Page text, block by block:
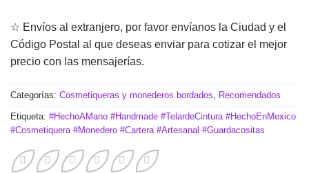
☆ Envíos al extranjero, por favor envíanos la Ciudad y el
Código Postal al que deseas enviar para cotizar el mejor
precio con las mensajerías.
Categorías: Cosmetiqueras y monederos bordados Recomendados
Etiqueta: #HechoAMano #Handmade #TelardeCintura #HechoEnMexico
#Cosmetiquera #Monedero #Cartera #Artesanal #Guardacositas